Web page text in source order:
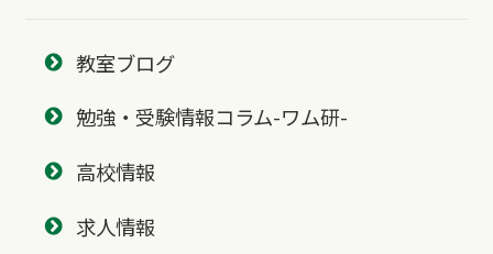
教室ブログ
勉強・受験情報コラム-ワム研-
高校情報
求人情報